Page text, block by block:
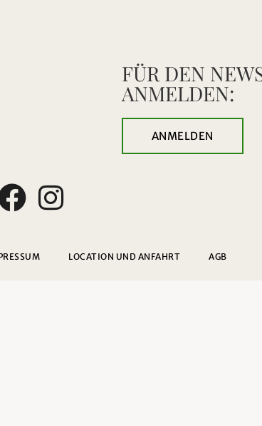
FÜR DEN
ANMELDEN:
ANMELDEN
LOCATION UND ANFAHRT AGB